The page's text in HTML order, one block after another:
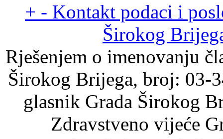
+ - Kontakt podaci i
Širokog
Rješenjem o imenovanju
Širokog Brijega, broj: 03-
glasnik Grada Širokog
Zdravstveno vijeće